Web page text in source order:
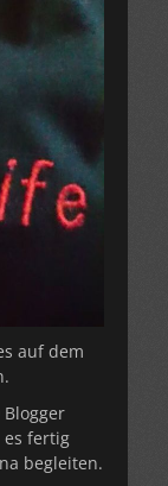
auf dem
es fertig
begleiten.